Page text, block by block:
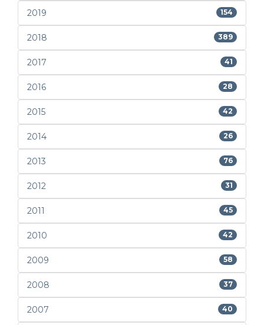
2019 154
2018 389
2017 41
2016 28
2015 42
2014 26
2013 76
2012 31
2011 45
2010 42
2009 58
2008 37
2007 40